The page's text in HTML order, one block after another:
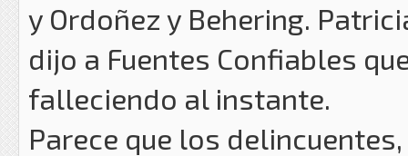
y Ordoñez y Behering.
dijo a Fuentes Confiables
falleciendo al instante.
Parece que los